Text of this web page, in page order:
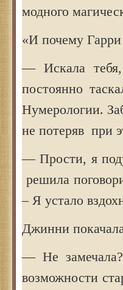
модного
«И почему Гарри
— Искала
постоянно
Нумерологии.
не потеряв при
— Прости, я
решила
– Я устало
Джинни
— Не
возможности